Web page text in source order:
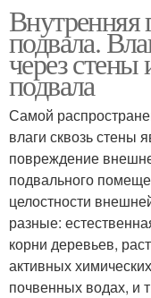
Внутренняя
подвала.
через
подвала
Самой
влаги сквозь стены
повреждение
подвального
целостности
разные:
корни деревьев,
активных
почвенных водах, и